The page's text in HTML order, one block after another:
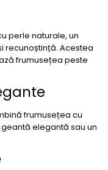
perle naturale, un
recunoștință. Acestea
frumusețea peste
frumusețea cu
elegantă sau un